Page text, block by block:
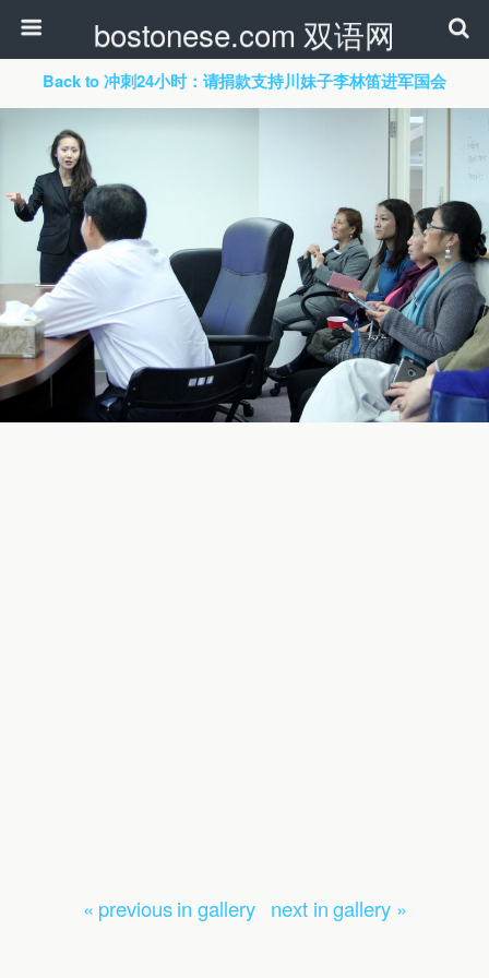
bostonese.com 双语网
Back to 冲刺24小时：请捐款支持川妹子李林笛进军国会
« previous in gallery next in gallery »